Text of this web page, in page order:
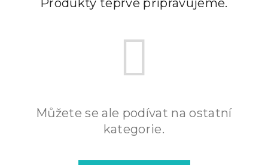
Produkty teprve připravujeme.
Můžete se ale podívat na ostatní
kategorie.